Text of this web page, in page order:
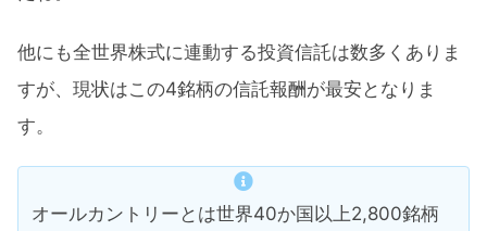
他にも全世界株式に連動する投資信託は数多くありま
すが、現状はこの4銘柄の信託報酬が最安となりま
す。
オールカントリーとは世界40か国以上2,800銘柄